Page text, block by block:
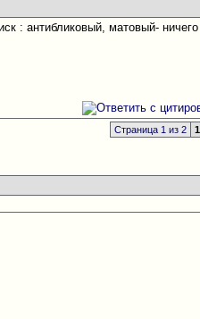
: антибликовый, матовый- ничего
Страница 1 из 2 1